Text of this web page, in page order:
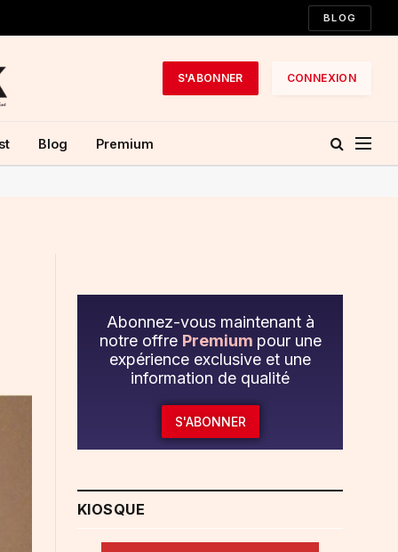
BLOG
S'ABONNER CONNEXION
Blog Premium
Abonnez-vous maintenant à
notre offre Premium pour une
expérience exclusive et une
information de qualité
S'ABONNER
KIOSQUE